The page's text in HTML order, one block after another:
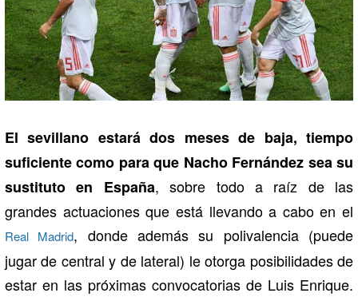
El sevillano estará dos meses de baja, tiempo
suficiente como para que Nacho Fernández sea su
sustituto en España, sobre todo a raíz de las
grandes actuaciones que está llevando a cabo en el
Real Madrid, donde además su polivalencia (puede
jugar de central y de lateral) le otorga posibilidades de
estar en las próximas convocatorias de Luis Enrique.